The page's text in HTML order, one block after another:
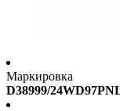
Маркировка
D38999/